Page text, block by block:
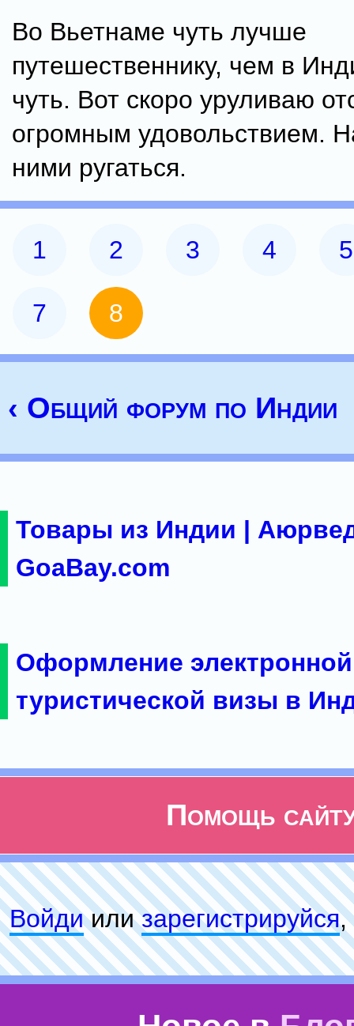
Во Вьетнаме чуть лучше
путешественнику, чем в
чуть. Вот скоро уруливаю
огромным удовольствием.
ними ругаться.
1 2 3 4 5
7 8
‹ Общий форум по Индии
Товары из Индии |
GoaBay.com
Оформление электронной
туристической визы в
Помощь
Войдиилизарeгиcтpируйся,